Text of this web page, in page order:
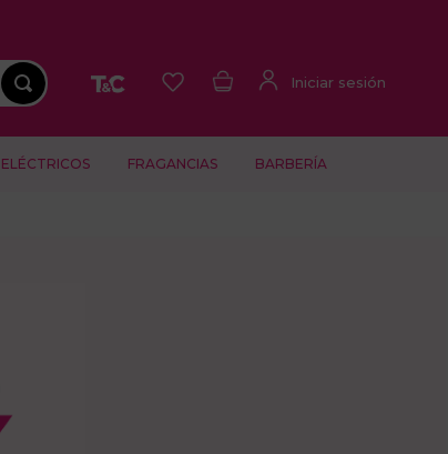
ELÉCTRICOS FRAGANCIAS BARBERÍA